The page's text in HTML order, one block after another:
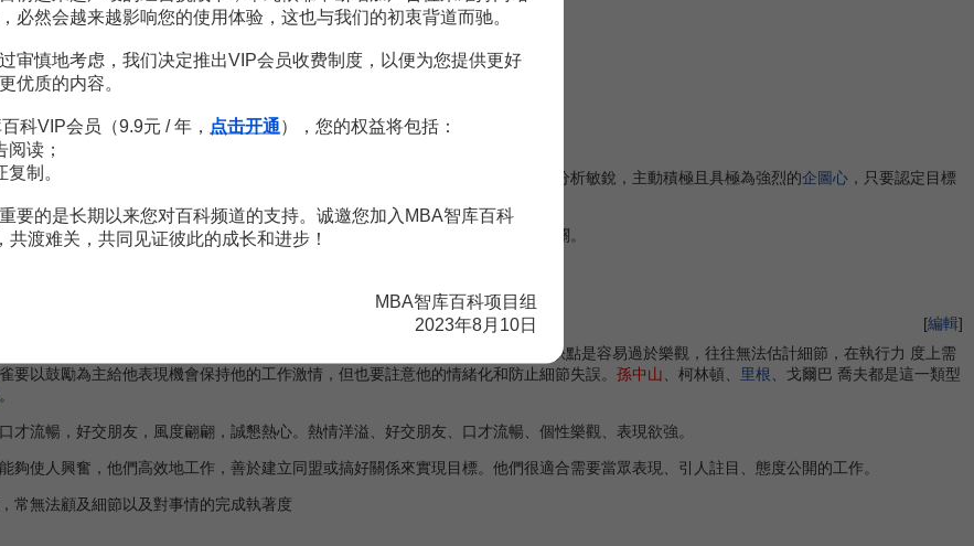
力強、好勝心盛、積極自信，是個有決斷力的 者。他胸懷大志、勇於冒險、分析敏銳，主動積極且具極為強烈的企圖心 ，只要認定目標
取得目標的家伙。
來進行決策 ，當其部屬者除要高度服從外，也要有冒險犯難的勇氣，為其殺敵闖關。
的工作，在開拓市場的時代或需要執行改革的環境中，最容易有出色的表現。
[編輯]
流暢，重視形象，擅於
的建立，富同情心，最適合人際導向的工作。缺點是容易過於樂觀，往往無法估計細節，在執行力 度上需
要以鼓勵為主給他表現機會保持他的工作激情，但也要註意他的情緒化和防止細節失誤。 孫中山 、柯林頓、 里根 、戈爾巴 喬夫都是這一類型
。
才流暢，好交朋友，風度翩翩，誠懇熱心。熱情洋溢、好交朋友、口才流暢、個性樂觀、表現欲強。
夠使人興奮，他們高效地工作，善於建立同盟或搞好關係來實現目標。他們很適合需要當眾表現、引人註目、態度公開的工作。
常無法顧及細節以及對事情的完成執著度
必然会越来越影响您的使用体验，这也与我们的初衷背道而驰。
审慎地考虑，我们决定推出VIP会员收费制度，以便为您提供更好
优质的内容。
科VIP会员（9.9元 / 年， 点击开通），您的权益将包括：
阅读；
制。
要的是长期以来您对百科频道的支持。诚邀您加入MBA智库百科
共渡难关，共同见证彼此的成长和进步！
MBA智库百科项目组
2023年8月10日